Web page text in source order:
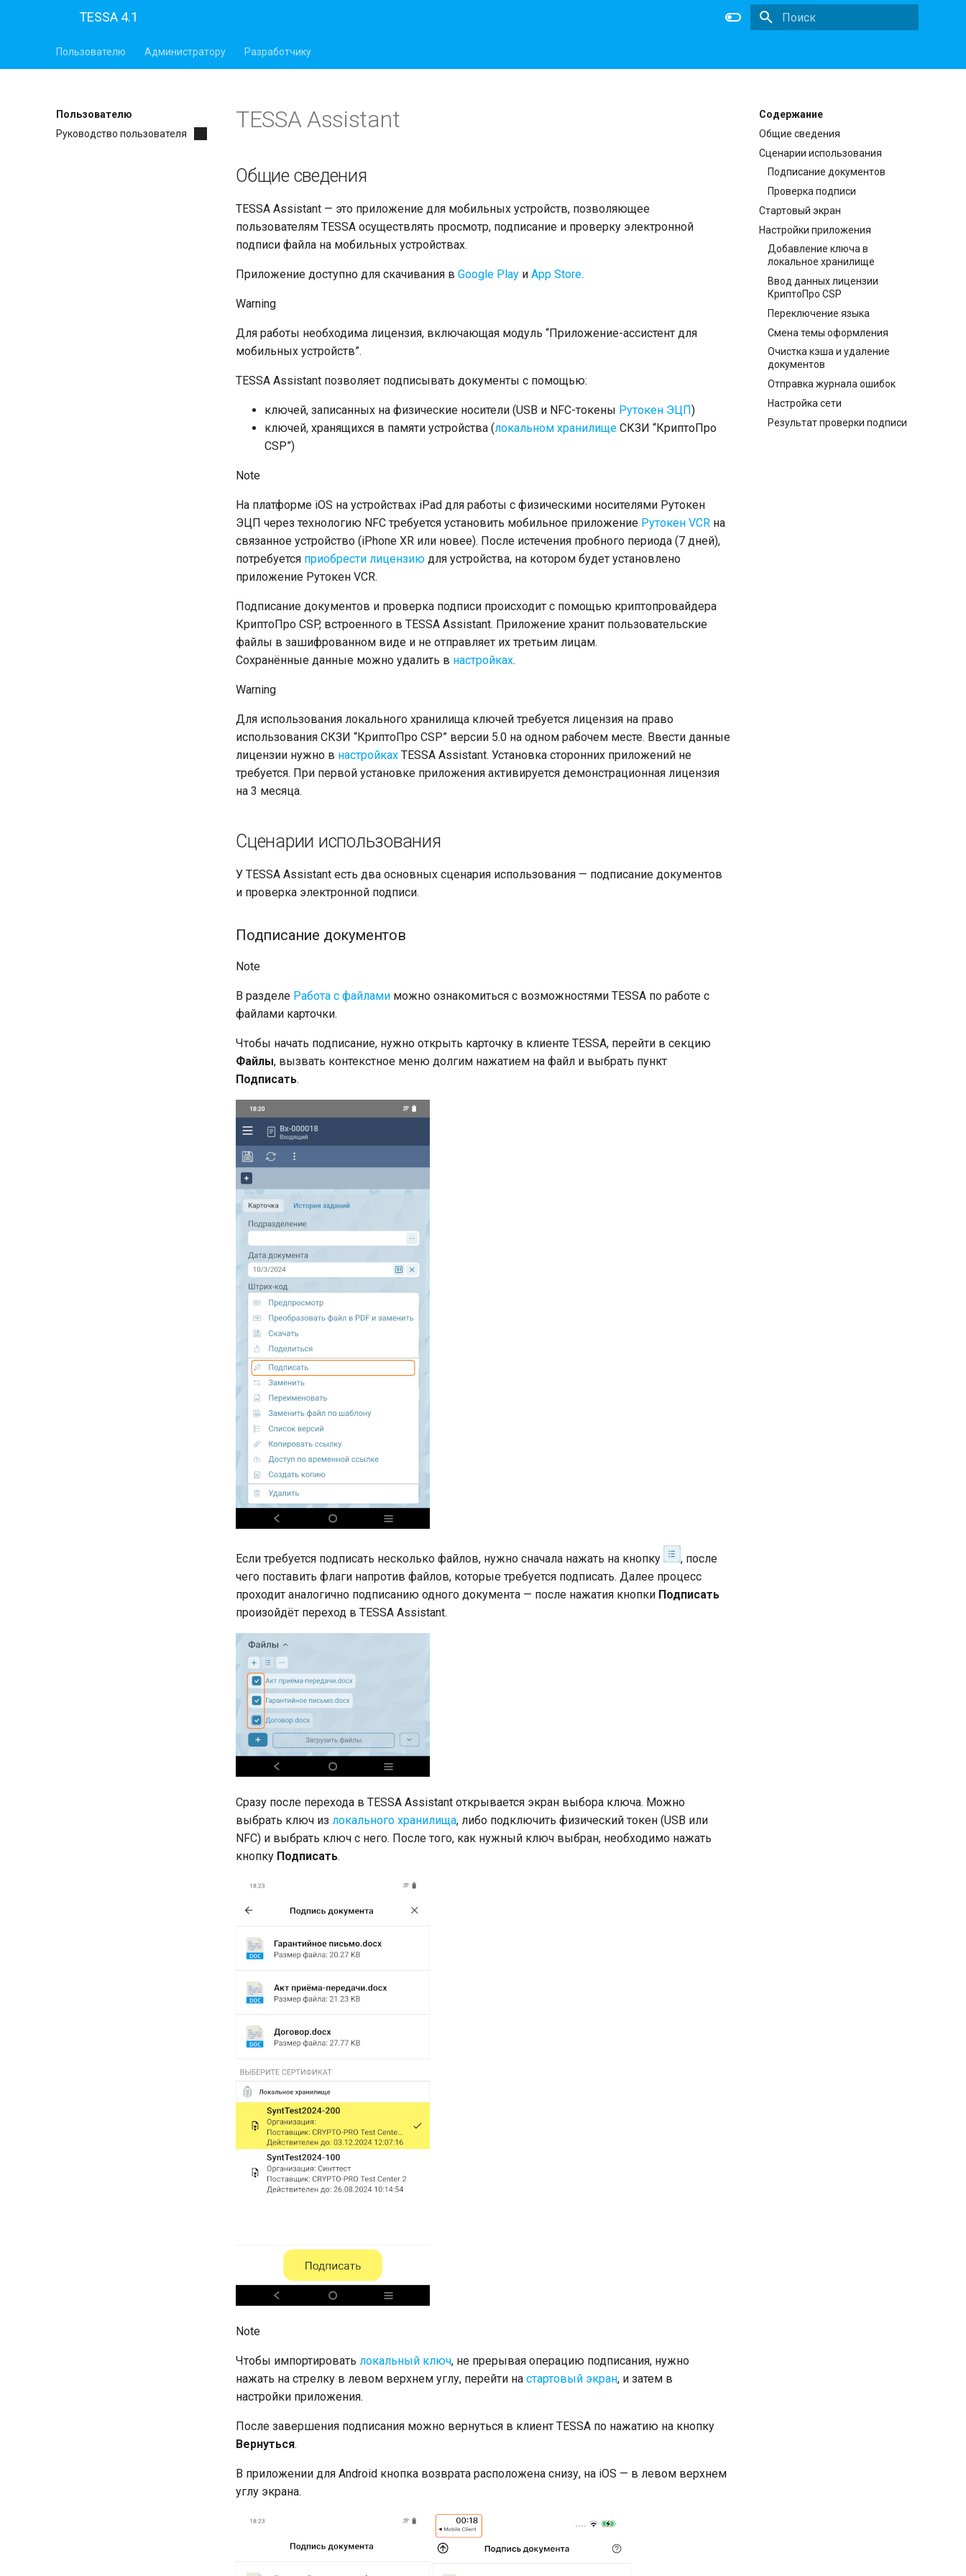
TESSA 4.1
Пользователю Администратору Разработчику
Пользователю
Руководство пользователя
Содержание
Общие сведения
Сценарии использования
Подписание документов
Проверка подписи
Стартовый экран
Настройки приложения
Добавление ключа в
локальное хранилище
Ввод данных лицензии
КриптоПро CSP
Переключение языка
Смена темы оформления
Очистка кэша и удаление
документов
Отправка журнала ошибок
Настройка сети
Результат проверки подписи
TESSA Assistant
Общие сведения
TESSA Assistant — это приложение для мобильных устройств, позволяющее
пользователям TESSA осуществлять просмотр, подписание и проверку электронной
подписи файла на мобильных устройствах.
Приложение доступно для скачивания в Google Play и App Store.
Warning
Для работы необходима лицензия, включающая модуль “Приложение-ассистент для
мобильных устройств”.
TESSA Assistant позволяет подписывать документы с помощью:
ключей, записанных на физические носители (USB и NFC-токены Рутокен ЭЦП)
ключей, хранящихся в памяти устройства (локальном хранилище СКЗИ “КриптоПро
CSP”)
Note
На платформе iOS на устройствах iPad для работы с физическими носителями Рутокен
ЭЦП через технологию NFC требуется установить мобильное приложение Рутокен VCR на
связанное устройство (iPhone XR или новее). После истечения пробного периода (7 дней),
потребуется приобрести лицензию для устройства, на котором будет установлено
приложение Рутокен VCR.
Подписание документов и проверка подписи происходит с помощью криптопровайдера
КриптоПро CSP, встроенного в TESSA Assistant. Приложение хранит пользовательские
файлы в зашифрованном виде и не отправляет их третьим лицам.
Сохранённые данные можно удалить в настройках.
Warning
Для использования локального хранилища ключей требуется лицензия на право
использования СКЗИ “КриптоПро CSP” версии 5.0 на одном рабочем месте. Ввести данные
лицензии нужно в настройках TESSA Assistant. Установка сторонних приложений не
требуется. При первой установке приложения активируется демонстрационная лицензия
на 3 месяца.
Сценарии использования
У TESSA Assistant есть два основных сценария использования — подписание документов
и проверка электронной подписи.
Подписание документов
Note
В разделе Работа с файлами можно ознакомиться с возможностями TESSA по работе с
файлами карточки.
Чтобы начать подписание, нужно открыть карточку в клиенте TESSA, перейти в секцию
Файлы, вызвать контекстное меню долгим нажатием на файл и выбрать пункт
Подписать.
Если требуется подписать несколько файлов, нужно сначала нажать на кнопку
, после
чего поставить флаги напротив файлов, которые требуется подписать. Далее процесс
проходит аналогично подписанию одного документа — после нажатия кнопки Подписать
произойдёт переход в TESSA Assistant.
Сразу после перехода в TESSA Assistant открывается экран выбора ключа. Можно
выбрать ключ из локального хранилища, либо подключить физический токен (USB или
NFC) и выбрать ключ с него. После того, как нужный ключ выбран, необходимо нажать
кнопку Подписать.
Note
Чтобы импортировать локальный ключ, не прерывая операцию подписания, нужно
нажать на стрелку в левом верхнем углу, перейти на стартовый экран, и затем в
настройки приложения.
После завершения подписания можно вернуться в клиент TESSA по нажатию на кнопку
Вернуться.
В приложении для Android кнопка возврата расположена снизу, на iOS — в левом верхнем
углу экрана.